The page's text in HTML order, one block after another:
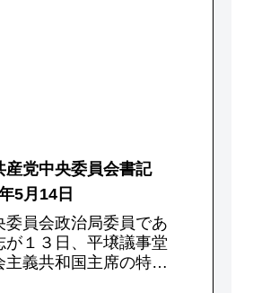
産党中央委員会書記
5月14日
委員会政治局委員であ
が１３日、平壌議事堂
義共和国主席の特使